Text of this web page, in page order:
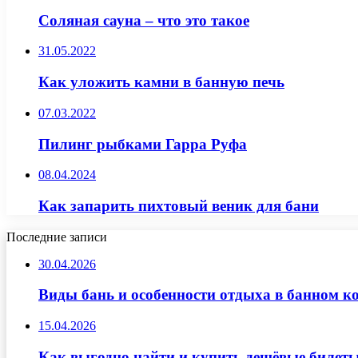
Соляная сауна – что это такое
31.05.2022
Как уложить камни в банную печь
07.03.2022
Пилинг рыбками Гарра Руфа
08.04.2024
Как запарить пихтовый веник для бани
Последние записи
30.04.2026
Виды бань и особенности отдыха в банном
15.04.2026